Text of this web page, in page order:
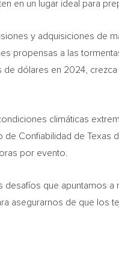
en un lugar ideal para
y adquisiciones de
propensas a las
dólares en 2024,
climáticas
de Confiabilidad de Texas
por evento.
desafíos que apuntamos
asegurarnos de que los